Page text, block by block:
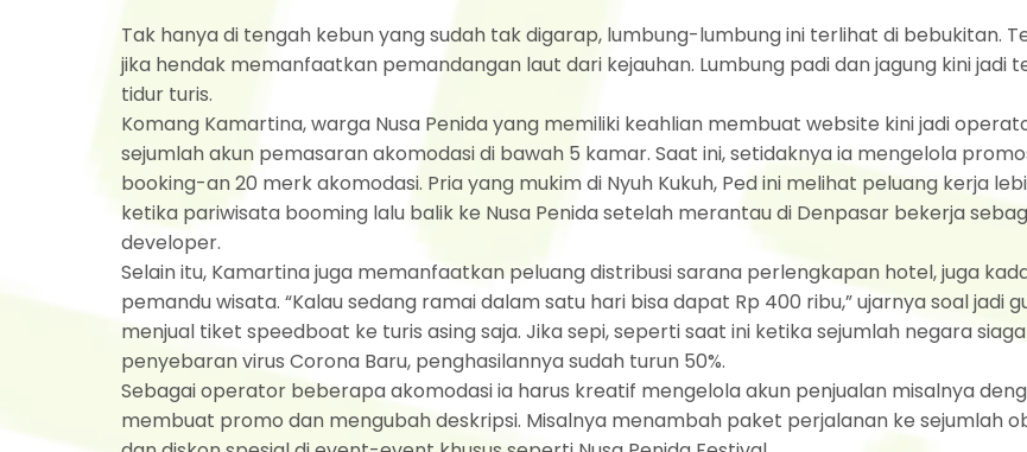
Tak hanya di tengah kebun yang sudah tak digarap, lumbung-lumbung ini terlihat di bebukitan.
jika hendak memanfaatkan pemandangan laut dari kejauhan. Lumbung padi dan jagung kini jadi
tidur turis.
Komang Kamartina, warga Nusa Penida yang memiliki keahlian membuat website kini jadi
sejumlah akun pemasaran akomodasi di bawah 5 kamar. Saat ini, setidaknya ia mengelola
booking-an 20 merk akomodasi. Pria yang mukim di Nyuh Kukuh, Ped ini melihat peluang kerja
ketika pariwisata booming lalu balik ke Nusa Penida setelah merantau di Denpasar bekerja
developer.
Selain itu, Kamartina juga memanfaatkan peluang distribusi sarana perlengkapan hotel, juga
pemandu wisata. “Kalau sedang ramai dalam satu hari bisa dapat Rp 400 ribu,” ujarnya soal jadi
menjual tiket speedboat ke turis asing saja. Jika sepi, seperti saat ini ketika sejumlah negara
penyebaran virus Corona Baru, penghasilannya sudah turun 50%.
Sebagai operator beberapa akomodasi ia harus kreatif mengelola akun penjualan misalnya
membuat promo dan mengubah deskripsi. Misalnya menambah paket perjalanan ke sejumlah